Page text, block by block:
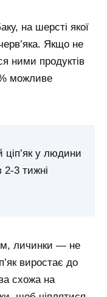
на шерсті якої
Якщо не
ними продуктів
можливе
у людини
2-3 тижні
личинки — не
виростає до
схожа на